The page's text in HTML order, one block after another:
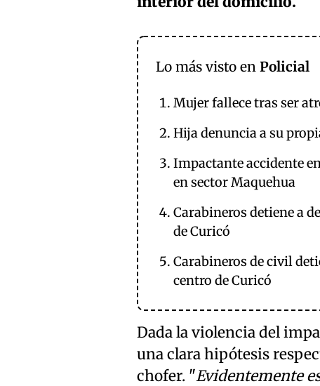
Lo más visto en Policial
Mujer fallece tras ser
Hija denuncia a su
Impactante accidente
en sector Maquehua
Carabineros detiene a
de Curicó
Carabineros de civil
centro de Curicó
Dada la violencia del
una clara hipótesis
chofer. "Evidentemente